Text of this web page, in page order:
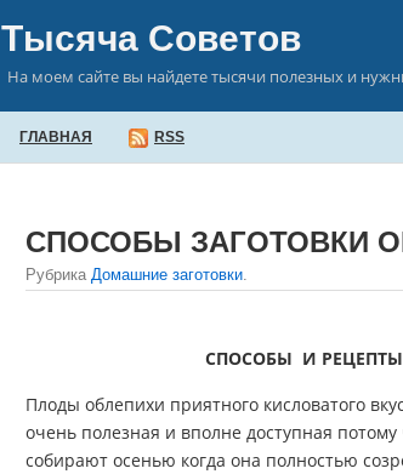
Тысяча Советов
На моем сайте вы найдете тысячи полезных и
ГЛАВНАЯ RSS
СПОСОБЫ ЗАГОТОВКИ
Рубрика Домашние заготовки.
СПОСОБЫ И
Плоды облепихи приятного кисловатого
очень полезная и вполне доступная
собирают осенью когда она полностью